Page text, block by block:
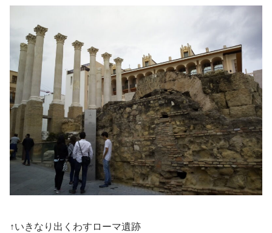
↑いきなり出くわすローマ遺跡